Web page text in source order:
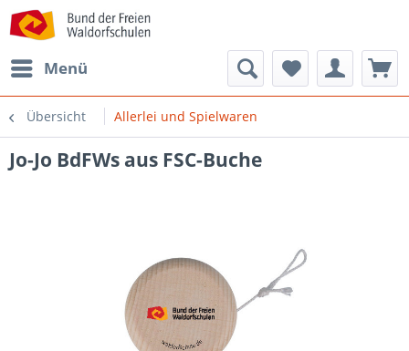
Menü
Übersicht Allerlei und Spielwaren
Jo-Jo BdFWs aus FSC-Buche